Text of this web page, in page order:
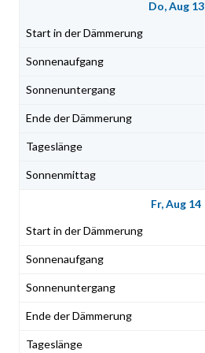
Do, Aug 13
Fr, Aug 14